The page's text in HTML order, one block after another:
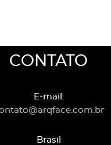
CONTATO
E-mail:
Brasil